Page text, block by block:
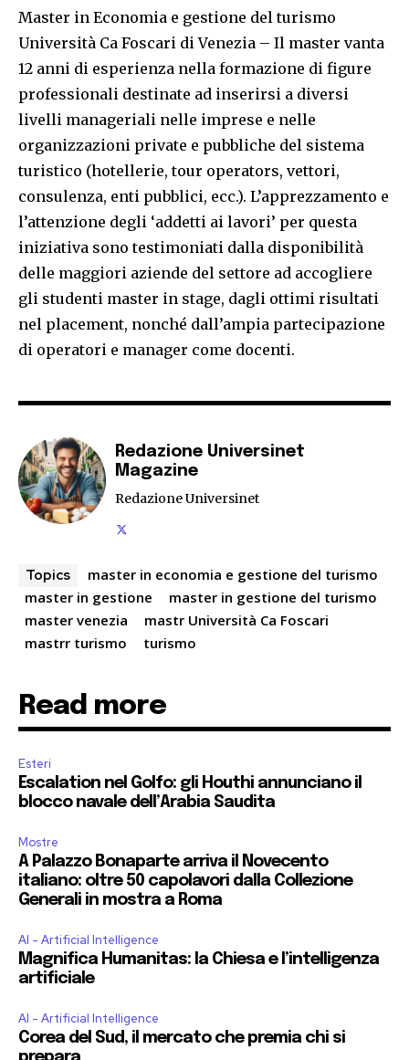
Master in Economia e gestione del turismo
Università Ca Foscari di Venezia – Il master vanta
12 anni di esperienza nella formazione di figure
professionali destinate ad inserirsi a diversi
livelli manageriali nelle imprese e nelle
organizzazioni private e pubbliche del sistema
turistico (hotellerie, tour operators, vettori,
consulenza, enti pubblici, ecc.). L’apprezzamento e
l’attenzione degli ‘addetti ai lavori’ per questa
iniziativa sono testimoniati dalla disponibilità
delle maggiori aziende del settore ad accogliere
gli studenti master in stage, dagli ottimi risultati
nel placement, nonché dall’ampia partecipazione
di operatori e manager come docenti.
Redazione Universinet
Magazine
Redazione Universinet
Topics
master in economia e gestione del turismo
master in gestione
master in gestione del turismo
master venezia
mastr Università Ca Foscari
mastrr turismo
turismo
Read more
Esteri
Escalation nel Golfo: gli Houthi annunciano il
blocco navale dell’Arabia Saudita
Mostre
A Palazzo Bonaparte arriva il Novecento
italiano: oltre 50 capolavori dalla Collezione
Generali in mostra a Roma
AI - Artificial Intelligence
Magnifica Humanitas: la Chiesa e l’intelligenza
artificiale
AI - Artificial Intelligence
Corea del Sud, il mercato che premia chi si